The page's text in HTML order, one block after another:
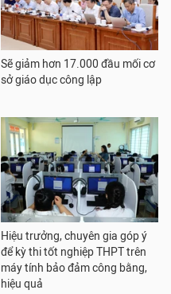
Sẽ giảm hơn 17.000 đầu mối cơ
sở giáo dục công lập
Hiệu trưởng, chuyên gia góp ý
để kỳ thi tốt nghiệp THPT trên
máy tính bảo đảm công bằng,
hiệu quả